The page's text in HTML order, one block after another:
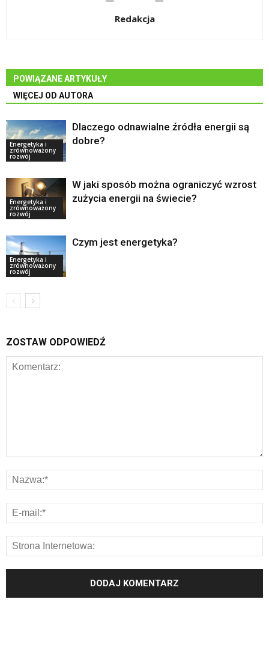
Redakcja
POWIĄZANE ARTYKUŁY
WIĘCEJ OD AUTORA
Energetyka i
zrównoważony
rozwój
Dlaczego odnawialne źródła energii są
dobre?
Energetyka i
zrównoważony
rozwój
W jaki sposób można ograniczyć wzrost
zużycia energii na świecie?
Energetyka i
zrównoważony
rozwój
Czym jest energetyka?
ZOSTAW ODPOWIEDŹ